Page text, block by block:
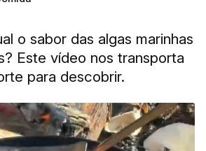
o sabor das algas marinhas
Este vídeo nos transporta
para descobrir.